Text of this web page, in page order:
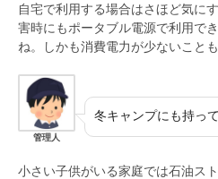
自宅で利用する場合はさほど気に
害時にもポータブル電源で利用で
ね。しかも消費電力が少ないこと
管理人
冬キャンプにも持っ
小さい子供がいる家庭では石油ス